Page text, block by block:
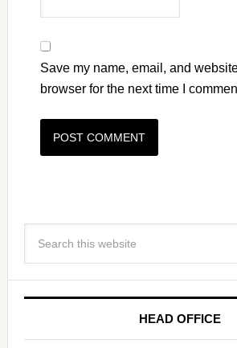
Save my name, email, and
browser for the next time I
HEAD OFFICE